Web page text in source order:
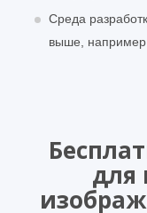
Среда
выше, например
для